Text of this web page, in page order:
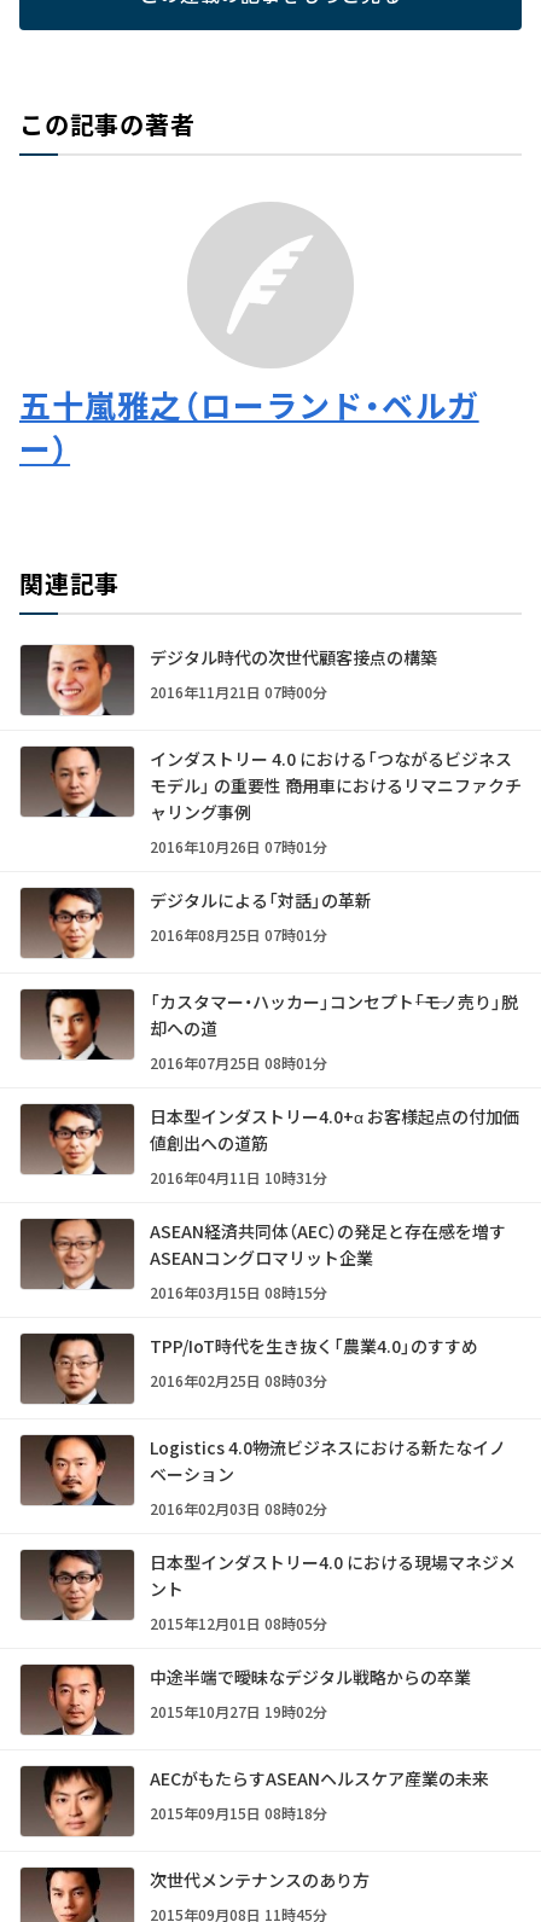
この記事の著者
五十嵐雅之（ローランド・ベルガ
ー）
関連記事
デジタル時代の次世代顧客接点の構築
2016年11月21日 07時00分
インダストリー 4.0 における「つながるビジネス
モデル」 の重要性 ――商用車におけるリマニファクチ
ャリング事例
2016年10月26日 07時01分
デジタルによる「対話」の革新
2016年08月25日 07時01分
「カスタマー・ハッカー」コンセプト――「モノ売り」脱
却への道
2016年07月25日 08時01分
日本型インダストリー4.0+α お客様起点の付加価
値創出への道筋
2016年04月11日 10時31分
ASEAN経済共同体（AEC）の発足と存在感を増す
ASEANコングロマリット企業
2016年03月15日 08時15分
TPP/IoT時代を生き抜く「農業4.0」のすすめ
2016年02月25日 08時03分
Logistics 4.0――物流ビジネスにおける新たなイノ
ベーション
2016年02月03日 08時02分
日本型インダストリー4.0 における現場マネジメ
ント
2015年12月01日 08時05分
中途半端で曖昧なデジタル戦略からの卒業
2015年10月27日 19時02分
AECがもたらすASEANヘルスケア産業の未来
2015年09月15日 08時18分
次世代メンテナンスのあり方
2015年09月08日 11時45分